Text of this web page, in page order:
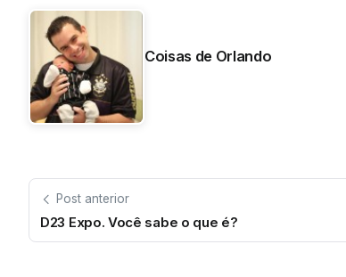
Coisas de Orlando
Post anterior
D23 Expo. Você sabe o que é?